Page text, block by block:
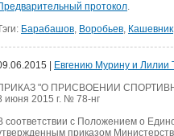
протокол.
Барабашов, Воробьев, Кашевник
|
Евгению Мурину и Лилии
"О ПРИСВОЕНИИ
июня 2015 г. № 78-нг
соответствии с Положением о
приказом